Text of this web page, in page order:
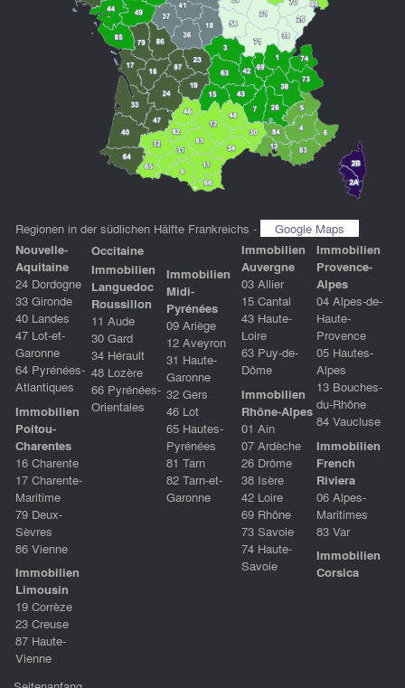
Regionen in der südlichen Hälfte Frankreichs -
Google Maps
Nouvelle-
Aquitaine
24 Dordogne
33 Gironde
40 Landes
47 Lot-et-
Garonne
64 Pyrénées-
Atlantiques
Immobilien
Poitou-
Charentes
16 Charente
17 Charente-
Maritime
79 Deux-
Sèvres
86 Vienne
Immobilien
Limousin
19 Corrèze
23 Creuse
87 Haute-
Vienne
Occitaine
Immobilien
Languedoc
Roussillon
11 Aude
30 Gard
34 Hérault
48 Lozère
66 Pyrénées-
Orientales
Immobilien
Midi-
Pyrénées
09 Ariège
12 Aveyron
31 Haute-
Garonne
32 Gers
46 Lot
65 Hautes-
Pyrénées
81 Tarn
82 Tarn-et-
Garonne
Immobilien
Auvergne
03 Allier
15 Cantal
43 Haute-
Loire
63 Puy-de-
Dôme
Immobilien
Rhône-Alpes
01 Ain
07 Ardèche
26 Drôme
38 Isère
42 Loire
69 Rhône
73 Savoie
74 Haute-
Savoie
Immobilien
Provence-
Alpes
04 Alpes-de-
Haute-
Provence
05 Hautes-
Alpes
13 Bouches-
du-Rhône
84 Vaucluse
Immobilien
French
Riviera
06 Alpes-
Maritimes
83 Var
Immobilien
Corsica